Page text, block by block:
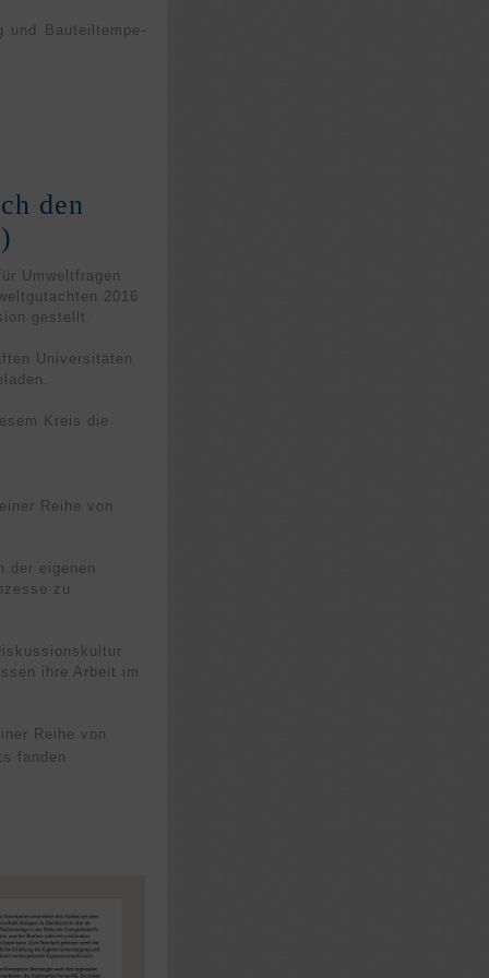
und Bau­teil­tempe­
den
Umweltfragen
2016
gestellt.
Universitäten
Kreis die
Reihe von
der eigenen
zu
ihre Arbeit im
Reihe von
fanden